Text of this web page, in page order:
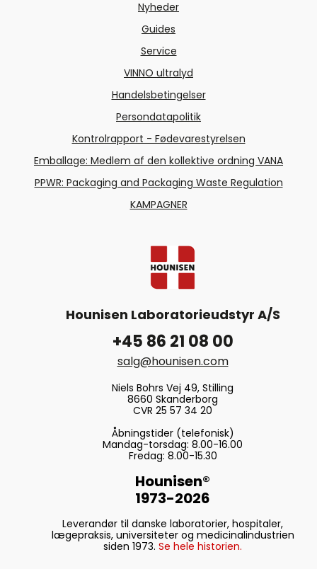
Nyheder
Guides
Service
VINNO ultralyd
Handelsbetingelser
Persondatapolitik
Kontrolrapport - Fødevarestyrelsen
Emballage: Medlem af den kollektive ordning VANA
PPWR: Packaging and Packaging Waste Regulation
KAMPAGNER
Hounisen Laboratorieudstyr A/S
+45 86 21 08 00
salg@hounisen.com
Niels Bohrs Vej 49, Stilling
8660 Skanderborg
CVR 25 57 34 20
Åbningstider (telefonisk)
Mandag-torsdag: 8.00-16.00
Fredag: 8.00-15.30
Hounisen®
1973-2026
Leverandør til danske laboratorier, hospitaler,
lægepraksis, universiteter og medicinalindustrien
siden 1973. Se hele historien.